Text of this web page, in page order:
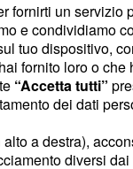
un servizio
e condividiamo
tuo dispositivo,
fornito loro o
“Accetta tutti”
dei dati
alto a destra),
diversi